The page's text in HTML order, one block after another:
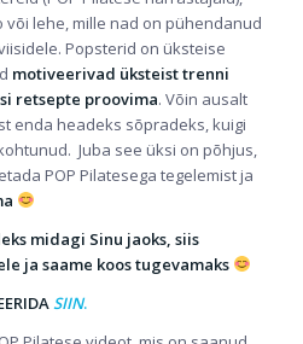
lehe, mille nad on pühendanud
Popsterid on üksteise
motiveerivad üksteist trenni
retsepte proovima. Võin ausalt
enda headeks sõpradeks, kuigi
Juba see üksi on põhjus,
POP Pilatesega tegelemist ja
midagi Sinu jaoks, siis
ja saame koos tugevamaks
SIIN.